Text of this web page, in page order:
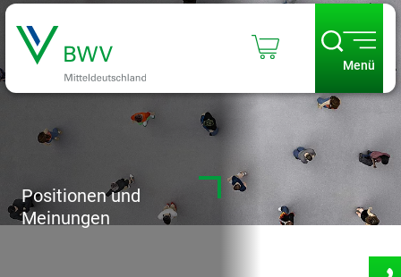
Menü
Positionen und
Meinungen